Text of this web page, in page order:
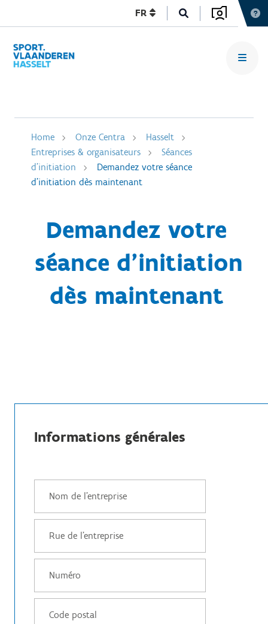
FR
Home Onze Centra
Hasselt
Entreprises & organisateurs
Séances
d’initiation
Demandez votre séance
d'initiation dès maintenant
Demandez votre
séance d'initiation
dès maintenant
Informations générales